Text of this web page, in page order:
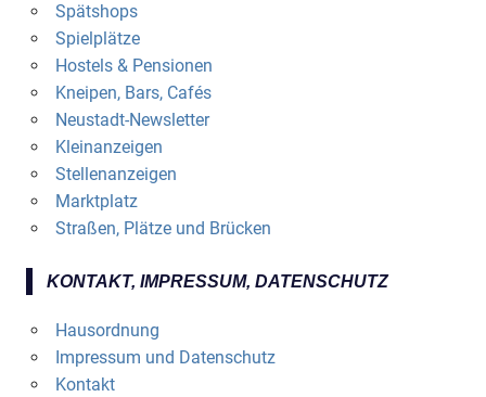
Spätshops
Spielplätze
Hostels & Pensionen
Kneipen, Bars, Cafés
Neustadt-Newsletter
Kleinanzeigen
Stellenanzeigen
Marktplatz
Straßen, Plätze und Brücken
KONTAKT, IMPRESSUM, DATENSCHUTZ
Hausordnung
Impressum und Datenschutz
Kontakt